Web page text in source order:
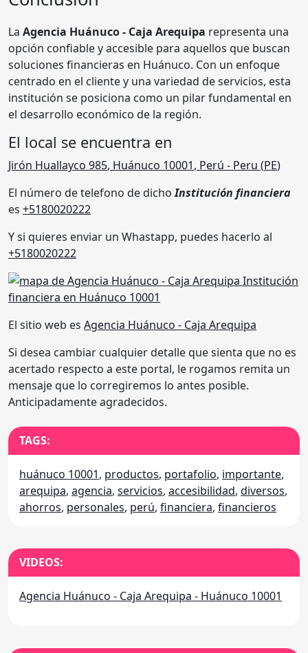
La Agencia Huánuco - Caja Arequipa representa una
opción confiable y accesible para aquellos que buscan
soluciones financieras en Huánuco. Con un enfoque
centrado en el cliente y una variedad de servicios, esta
institución se posiciona como un pilar fundamental en
el desarrollo económico de la región.
El local se encuentra en
Jirón Huallayco 985, Huánuco 10001, Perú - Peru (PE)
El número de telefono de dichoInstitución financiera
es +5180020222
Y si quieres enviar un Whastapp, puedes hacerlo al
+5180020222
El sitio web es Agencia Huánuco - Caja Arequipa
Si desea cambiar cualquier detalle que sienta que no es
acertado respecto a este portal, le rogamos remita un
mensaje que lo corregiremos lo antes posible.
Anticipadamente agradecidos.
TAGS:
huánuco 10001, productos, portafolio, importante,
arequipa, agencia, servicios, accesibilidad, diversos,
ahorros, personales, perú, financiera, financieros
VIDEOS:
Agencia Huánuco - Caja Arequipa - Huánuco 10001